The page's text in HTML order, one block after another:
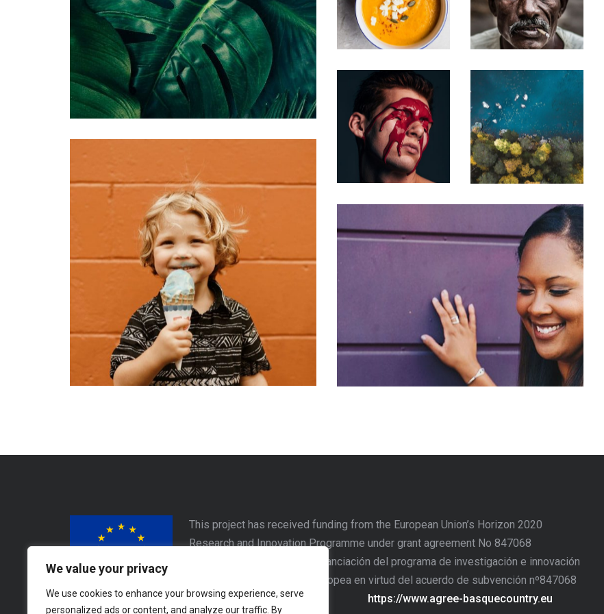
We value your privacy
We use cookies to enhance your browsing experience, serve
personalized ads or content, and analyze our traffic. By
This project has received funding from the European Union’s Horizon 2020
Research and Innovation Programme under grant agreement No 847068
Este proyecto ha recibido financiación del programa de investigación e innovación
Horizon 2020 de la Unión Europea en virtud del acuerdo de subvención nº847068
https://www.agree-basquecountry.eu